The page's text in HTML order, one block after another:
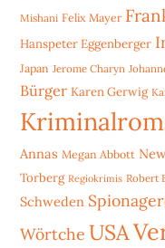
Mishani Felix Mayer
Hanspeter Eggenberger
Japan Jerome Charyn
Bürger Karen Gerwig
Annas Megan Abbott
Torberg Regiokrimis Robert
Schweden
Wörtche USA